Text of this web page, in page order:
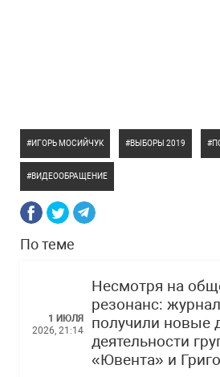
ИГОРЬ МОСИЙЧУК ВЫБОРЫ 2019
ВИДЕООБРАЩЕНИЕ
По теме
1 ИЮЛЯ
2026, 21:14
Несмотря на
резонанс:
получили новые
деятельности
«Ювента» и